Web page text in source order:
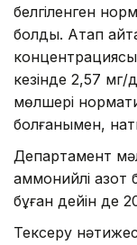
белгіленген
болды. Атап
кезінде 2,57
мөлшері
болғанымен,
Департамент
аммонийлі азот
бұған дейін де
Тексеру